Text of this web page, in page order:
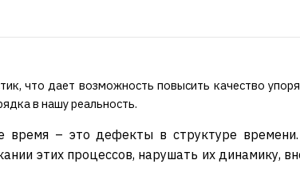
что дает возможность повысить качество
в нашу реальность.
время – это дефекты в структуре
этих процессов, нарушать их динамику,